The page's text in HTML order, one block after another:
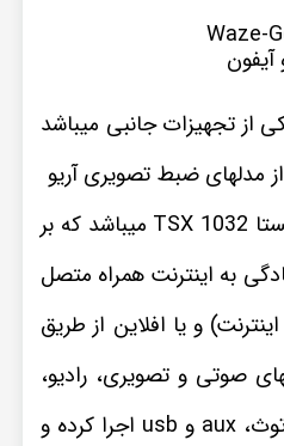
آیفون
از تجهیزات جانبی میباشد
از مدلهای ضبط تصویریآریو
این نمونه پخش تصویری که در اینجا مشاهده میکنید یکی از سری های مانیتور اندروید ویستا TSX 1032 میباشد که بر
به اینترنت همراه متصل
و یا افلاین از طریق
صوتی و تصویری، رادیو،
ضبط تصویری آریو z300 تمامی فرمت های موسیقی و ویدیویی را از راه های ارتباطی بلوتوث، aux و usb اجرا کرده و